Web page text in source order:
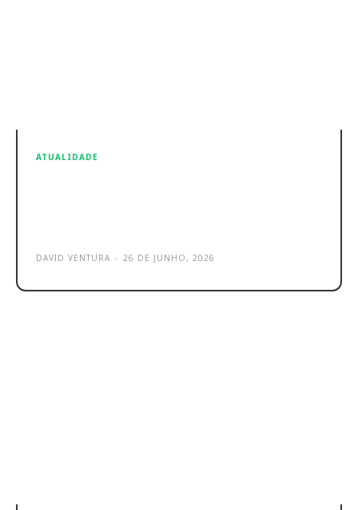
ATUALIDADE
DAVID VENTURA - 26 DE JUNHO, 2026